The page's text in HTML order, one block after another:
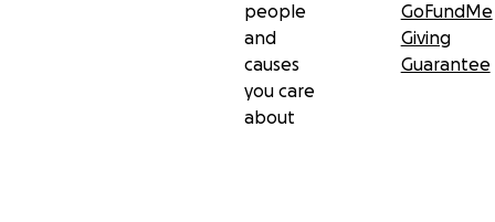
people
and
causes
you care
about
GoFundMe
Giving
Guarantee